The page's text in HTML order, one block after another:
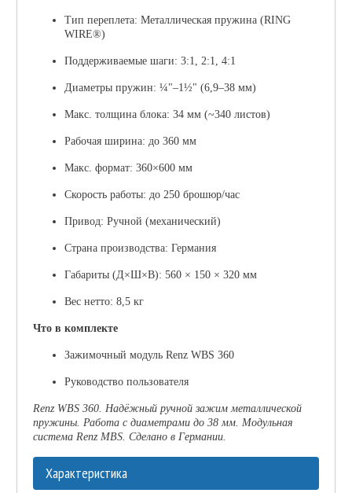
Тип переплета: Металлическая пружина (RING
WIRE®)
Поддерживаемые шаги: 3:1, 2:1, 4:1
Диаметры пружин: ¼"–1½" (6,9–38 мм)
Макс. толщина блока: 34 мм (~340 листов)
Рабочая ширина: до 360 мм
Макс. формат: 360×600 мм
Скорость работы: до 250 брошюр/час
Привод: Ручной (механический)
Страна производства: Германия
Габариты (Д×Ш×В): 560 × 150 × 320 мм
Вес нетто: 8,5 кг
Что в комплекте
Зажимочный модуль Renz WBS 360
Руководство пользователя
Renz WBS 360. Надёжный ручной зажим металлической
пружины. Работа с диаметрами до 38 мм. Модульная
система Renz MBS. Сделано в Германии.
Характеристика